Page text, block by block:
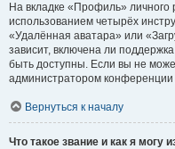
На вкладке «Профиль» личного
использованием четырёх
«Удалённая аватара» или
зависит, включена ли
быть доступны. Если вы не
администратором
Вернуться к началу
Что такое звание и как я могу